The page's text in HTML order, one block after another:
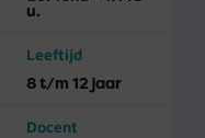
u.
Leeftijd
8 t/m 12 jaar
Docent